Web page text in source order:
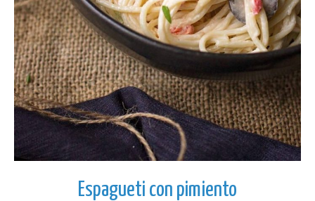
Espagueti con pimiento